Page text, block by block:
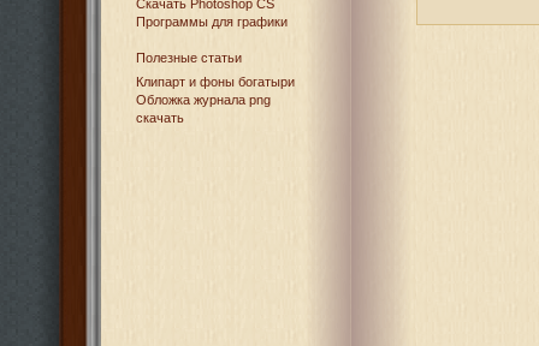
Cкачать Photoshop CS
Программы для графики
Полезные статьи
Клипарт и фоны богатыри
Обложка журнала png
скачать